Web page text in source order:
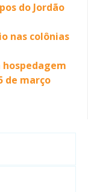
do Jordão
nas colônias
hospedagem
de março